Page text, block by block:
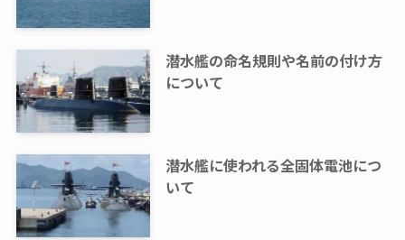
潜水艦の命名規則や名前の付け方
について
潜水艦に使われる全固体電池につ
いて